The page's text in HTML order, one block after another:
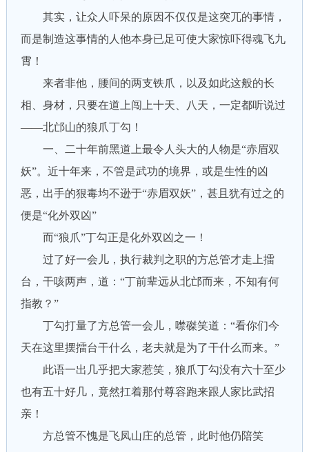
其实，让众人吓呆的原因不仅仅是这突兀的事情，
而是制造这事情的人他本身已足可使大家惊吓得魂飞九
霄！
来者非他，腰间的两支铁爪，以及如此这般的长
相、身材，只要在道上闯上十天、八天，一定都听说过
——北邙山的狼爪丁勾！
一、二十年前黑道上最令人头大的人物是“赤眉双
妖”。近十年来，不管是武功的境界，或是生性的凶
恶，出手的狠毒均不逊于“赤眉双妖”，甚且犹有过之的
便是“化外双凶”
而“狼爪”丁勾正是化外双凶之一！
过了好一会儿，执行裁判之职的方总管才走上擂
台，干咳两声，道：“丁前辈远从北邙而来，不知有何
指教？”
丁勾打量了方总管一会儿，噤磔笑道：“看你们今
天在这里摆擂台干什么，老夫就是为了干什么而来。”
此语一出几乎把大家惹笑，狼爪丁勾没有六十至少
也有五十好几，竟然扛着那付尊容跑来跟人家比武招
亲！
方总管不愧是飞凤山庄的总管，此时他仍陪笑